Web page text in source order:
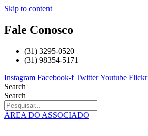
Skip to content
Fale Conosco
(31) 3295-0520
(31) 98354-5171
Instagram Facebook-f TwitterYoutube Flickr
Search
Search
ÁREA DO ASSOCIADO